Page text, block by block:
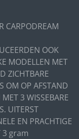
CARPODREAM
OOK
MODELLEN MET
ZICHTBARE
OM OP AFSTAND
MET 3 WISSEBARE
UITERST
EN PRACHTIGE
3 gram